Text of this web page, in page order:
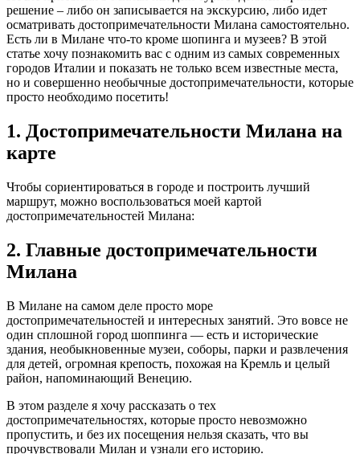
решение – либо он записывается на экскурсию, либо идет
осматривать достопримечательности Милана самостоятельно.
Есть ли в Милане что-то кроме шопинга и музеев? В этой
статье хочу познакомить вас с одним из самых современных
городов Италии и показать не только всем известные места,
но и совершенно необычные достопримечательности, которые
просто необходимо посетить!
1. Достопримечательности Милана на
карте
Чтобы сориентироваться в городе и построить лучший
маршрут, можно воспользоваться моей картой
достопримечательностей Милана:
2. Главные достопримечательности
Милана
В Милане на самом деле просто море
достопримечательностей и интересных занятий. Это вовсе не
один сплошной город шоппинга — есть и исторические
здания, необыкновенные музеи, соборы, парки и развлечения
для детей, огромная крепость, похожая на Кремль и целый
район, напоминающий Венецию.
В этом разделе я хочу рассказать о тех
достопримечательностях, которые просто невозможно
пропустить, и без их посещения нельзя сказать, что вы
прочувствовали Милан и узнали его историю.